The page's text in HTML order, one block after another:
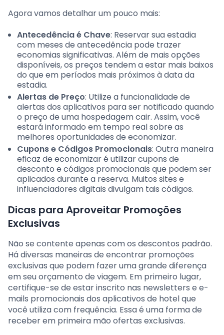
Agora vamos detalhar um pouco mais:
Antecedência é Chave: Reservar sua estadia
com meses de antecedência pode trazer
economias significativas. Além de mais opções
disponíveis, os preços tendem a estar mais baixos
do que em períodos mais próximos à data da
estadia.
Alertas de Preço: Utilize a funcionalidade de
alertas dos aplicativos para ser notificado quando
o preço de uma hospedagem cair. Assim, você
estará informado em tempo real sobre as
melhores oportunidades de economizar.
Cupons e Códigos Promocionais: Outra maneira
eficaz de economizar é utilizar cupons de
desconto e códigos promocionais que podem ser
aplicados durante a reserva. Muitos sites e
influenciadores digitais divulgam tais códigos.
Dicas para Aproveitar Promoções
Exclusivas
Não se contente apenas com os descontos padrão.
Há diversas maneiras de encontrar promoções
exclusivas que podem fazer uma grande diferença
em seu orçamento de viagem. Em primeiro lugar,
certifique-se de estar inscrito nas newsletters e e-
mails promocionais dos aplicativos de hotel que
você utiliza com frequência. Essa é uma forma de
receber em primeira mão ofertas exclusivas.